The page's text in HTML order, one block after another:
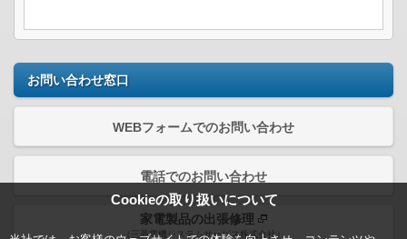
Cookieの取り扱いについて
お問い合わせ窓口
WEBフォームでのお問い合わせ
電話でのお問い合わせ
家電製品の出張修理
（三菱電機システムサービス株式会社）